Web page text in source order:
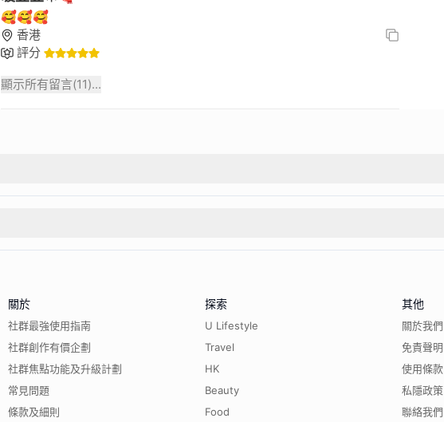
🥰🥰🥰
香港
評分
顯示所有留言(11)...
關於
社群最強使用指南
社群創作有價企劃
社群焦點功能及升級計劃
常見問題
條款及細則
探索
U Lifestyle
Travel
HK
Beauty
Food
其他
關於我們
免責聲明
使用條款
私隱政策
聯絡我們